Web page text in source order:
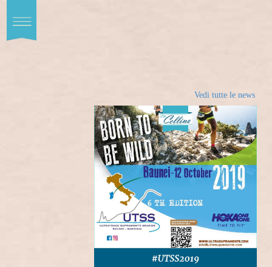
Toggle
navigation
Prodotti
CONTATTI
Vedi tutte le news